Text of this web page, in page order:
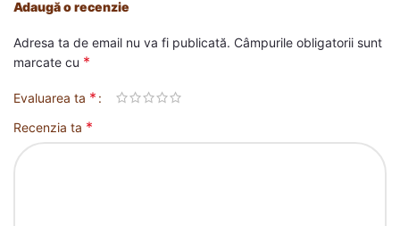
Adaugă o recenzie
Adresa ta de email nu va fi publicată. Câmpurile obligatorii sunt
marcate cu *
Evaluarea ta *
Recenzia ta *